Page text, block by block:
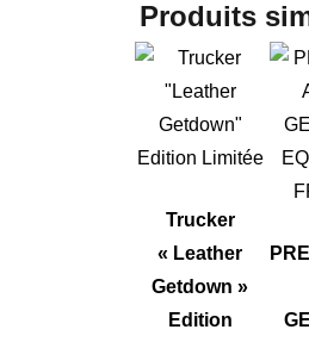
Produits
Trucker
« Leather
Getdown »
Edition